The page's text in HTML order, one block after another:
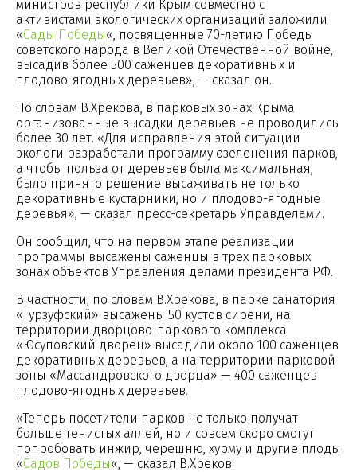
министров республики Крым совместно с
активистами экологических организаций заложили
«Сады Победы«, посвященные 70-летию Победы
советского народа в Великой Отечественной войне,
высадив более 500 саженцев декоративных и
плодово-ягодных деревьев», — сказал он.
По словам В.Хрекова, в парковых зонах Крыма
организованные высадки деревьев не проводились
более 30 лет. «Для исправления этой ситуации
экологи разработали программу озеленения парков,
а чтобы польза от деревьев была максимальная,
было принято решение высаживать не только
декоративные кустарники, но и плодово-ягодные
деревья», — сказал пресс-секретарь Управделами.
Он сообщил, что на первом этапе реализации
программы высажены саженцы в трех парковых
зонах объектов Управления делами президента РФ.
В частности, по словам В.Хрекова, в парке санатория
«Гурзуфский» высажены 50 кустов сирени, на
территории дворцово-паркового комплекса
«Юсуповский дворец» высадили около 100 саженцев
декоративных деревьев, а на территории парковой
зоны «Массандровского дворца» — 400 саженцев
плодово-ягодных деревьев.
«Теперь посетители парков не только получат
больше тенистых аллей, но и совсем скоро смогут
попробовать инжир, черешню, хурму и другие плоды
«Садов Победы«, — сказал В.Хреков.